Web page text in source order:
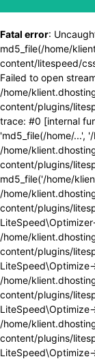
Fatal error:
md5_file(/home/
content/litespeed/
Failed to open
/home/
content/plugins/
trace: #0 [internal
'md5_file(/home/...',
/home/
content/plugins/
md5_file('/home/
/home/
content/plugins/
/home/
content/plugins/
LiteSpeed\Optimize-
/home/
content/plugins/
/home/
content/plugins/